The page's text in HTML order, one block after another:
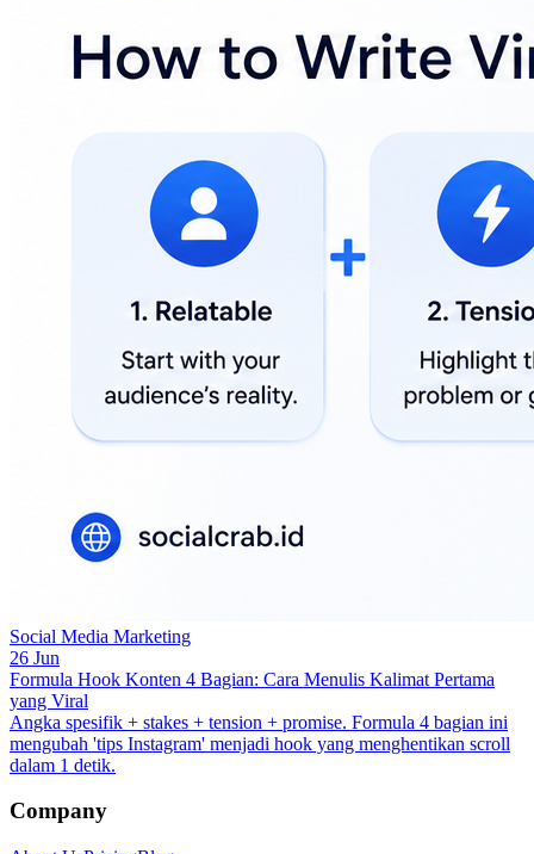
Social Media Marketing
26 Jun
Formula Hook Konten 4 Bagian: Cara Menulis Kalimat Pertama
yang Viral
Angka spesifik + stakes + tension + promise. Formula 4 bagian ini
mengubah 'tips Instagram' menjadi hook yang menghentikan scroll
dalam 1 detik.
Company